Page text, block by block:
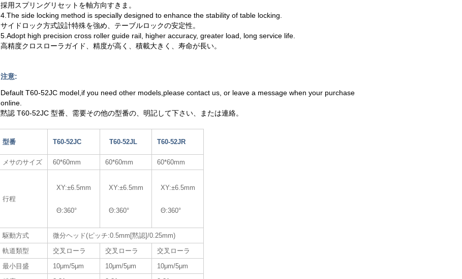
採用スプリングリセットを軸方向すきま。
4.The side locking method is specially designed to enhance the stability of table locking.
サイドロック方式設計特殊を強め、テーブルロックの安定性。
5.Adopt high precision cross roller guide rail, higher accuracy, greater load, long service life.
高精度クロスローラガイド、精度が高く、積載大きく、寿命が長い。
注意:
Default T60-52JC model,if you need other models,please contact us, or leave a message when your purchase
online.
黙認 T60-52JC 型番、需要その他の型番の、明記して下さい、または連絡。
型番 T60-52JC T60-52JL T60-52JR
メサのサイズ 60*60mm 60*60mm 60*60mm
行程
XY:±6.5mm
Θ:360°
XY:±6.5mm
Θ:360°
XY:±6.5mm
Θ:360°
駆動方式
微分ヘッド(ピッチ:0.5mm[黙認]/0.25mm)
軌道類型
交叉ローラ 交叉ローラ
交叉ローラ
最小目盛
10μm/5μm 10μm/5μm
10μm/5μm